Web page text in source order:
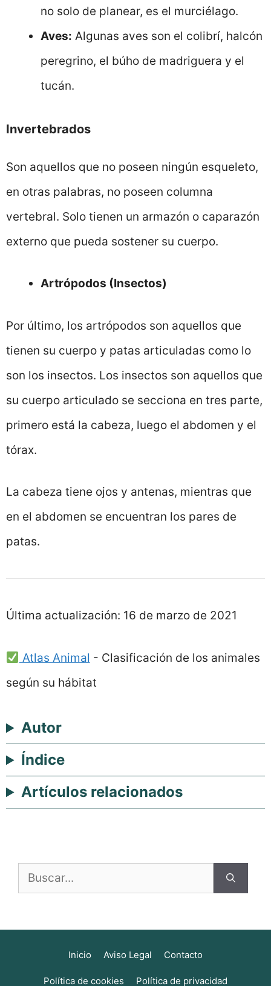
no solo de planear, es el murciélago.
Aves: Algunas aves son el colibrí, halcón
peregrino, el búho de madriguera y el
tucán.
Invertebrados
Son aquellos que no poseen ningún esqueleto,
en otras palabras, no poseen columna
vertebral. Solo tienen un armazón o caparazón
externo que pueda sostener su cuerpo.
Artrópodos (Insectos)
Por último, los artrópodos son aquellos que
tienen su cuerpo y patas articuladas como lo
son los insectos. Los insectos son aquellos que
su cuerpo articulado se secciona en tres parte,
primero está la cabeza, luego el abdomen y el
tórax.
La cabeza tiene ojos y antenas, mientras que
en el abdomen se encuentran los pares de
patas.
Última actualización: 16 de marzo de 2021
Atlas Animal - Clasificación de los animales
según su hábitat
Autor
Índice
Artículos relacionados
Buscar:
Inicio Aviso Legal Contacto
Política de cookies Política de privacidad